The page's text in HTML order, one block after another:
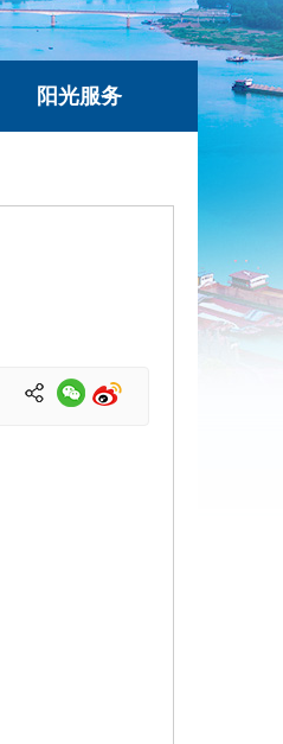
阳光服务